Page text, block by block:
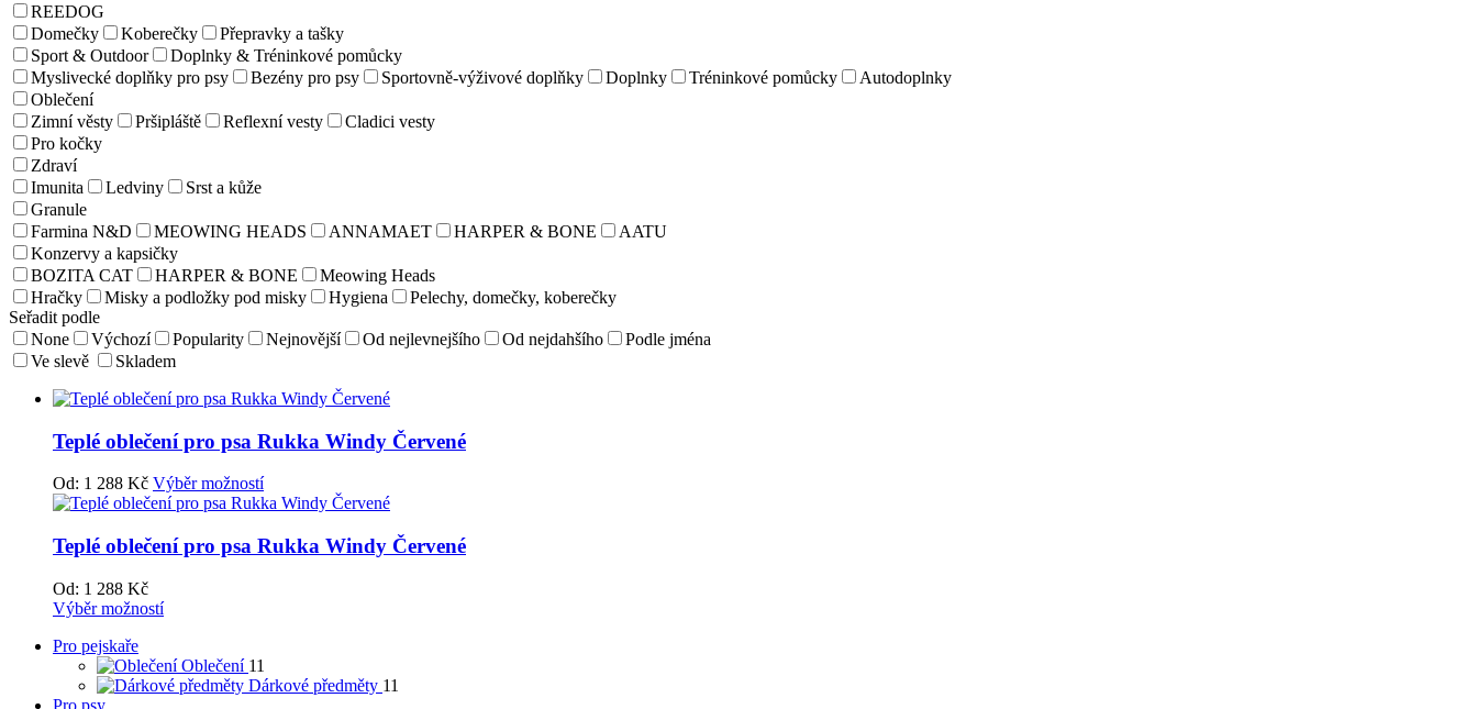
REEDOG
Domečky
Koberečky
Přepravky a tašky
Sport & Outdoor
Doplnky & Tréninkové pomůcky
Myslivecké doplňky pro psy
Bezény pro psy Sportovně-výživové doplňky Doplnky Tréninkové pomůcky
Autodoplnky
Oblečení
Zimní věsty
Pršipláště Reflexní vesty
Cladici vesty
Pro kočky
Zdraví
Imunita
Ledviny
Srst a kůže
Granule
Farmina N&D
MEOWING HEADS ANNAMAET HARPER & BONE
AATU
Konzervy a kapsičky
BOZITA CAT
HARPER & BONE
Meowing Heads
Hračky
Misky a podložky pod misky Hygiena
Pelechy, domečky, koberečky
Seřadit podle
None
Výchozí Popularity Nejnovější Od nejlevnejšího Od nejdahšího
Podle jména
Ve slevě
Skladem
Teplé oblečení pro psa Rukka Windy Červené
Od: 1 288 Kč Výběr možností
Teplé oblečení pro psa Rukka Windy Červené
Od: 1 288 Kč
Výběr možností
Pro pejskaře
Oblečení 11
Dárkové předměty 11
Pro psy